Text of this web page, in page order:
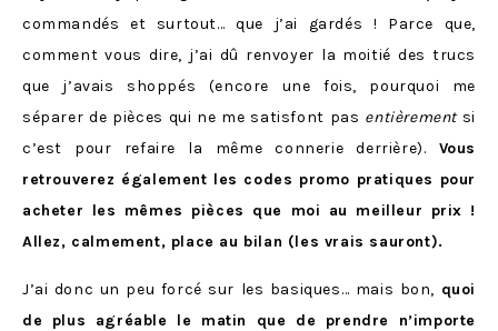
commandés et surtout… que j’ai gardés ! Parce que,
comment vous dire, j’ai dû renvoyer la moitié des trucs
que j’avais shoppés (encore une fois, pourquoi me
séparer de pièces qui ne me satisfont pas entièrementsi
c’est pour refaire la même connerie derrière). Vous
retrouverez également les codes promo pratiques pour
acheter les mêmes pièces que moi au meilleur prix !
Allez, calmement, place au bilan (les vrais sauront).
J’ai donc un peu forcé sur les basiques… mais bon, quoi
de plus agréable le matin que de prendre n’importe